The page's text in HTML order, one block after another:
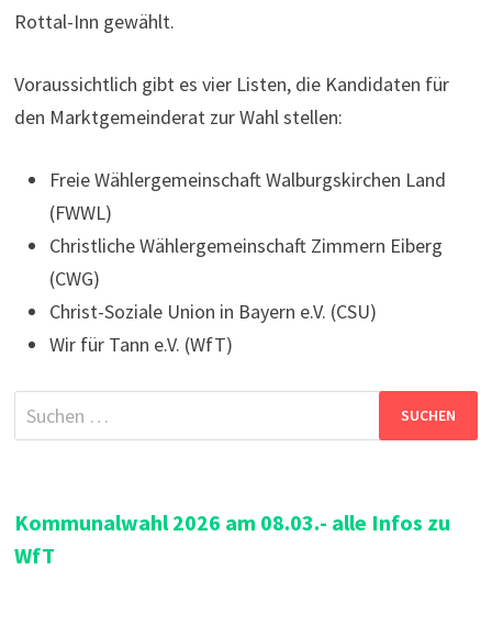
Rottal-Inn gewählt.
Voraussichtlich gibt es vier Listen, die Kandidaten für
den Marktgemeinderat zur Wahl stellen:
Freie Wählergemeinschaft Walburgskirchen Land
(FWWL)
Christliche Wählergemeinschaft Zimmern Eiberg
(CWG)
Christ-Soziale Union in Bayern e.V. (CSU)
Wir für Tann e.V. (WfT)
Suchen
nach:
Kommunalwahl 2026 am 08.03.- alle Infos zu
WfT